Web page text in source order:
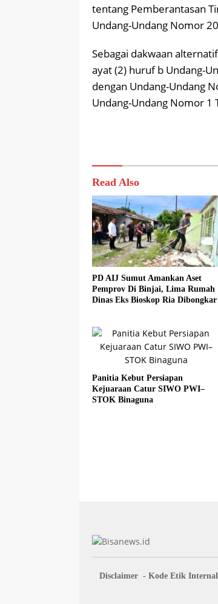
tentang Pemberantasan
Undang-Undang Nomor
Sebagai dakwaan
ayat (2) huruf b Undang-
dengan Undang-Undang
Undang-Undang Nomor 1
Read Also
PD AIJ Sumut Amankan Aset
Pemprov Di Binjai, Lima Rumah
Dinas Eks Bioskop Ria Dibongkar
Panitia Kebut Persiapan
Kejuaraan Catur SIWO PWI–
STOK Binaguna
Disclaimer Kode Etik Internal